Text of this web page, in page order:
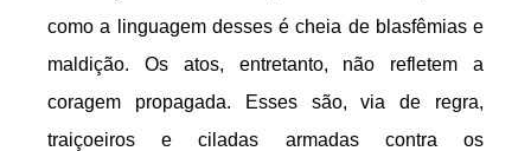
como a linguagem desses é cheia de blasfêmias e
maldição. Os atos, entretanto, não refletem a
coragem propagada. Esses são, via de regra,
traiçoeiros e ciladas armadas contra os